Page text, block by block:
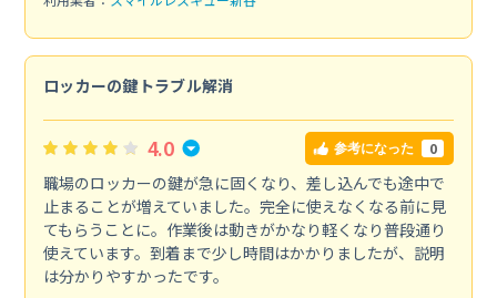
ロッカーの鍵トラブル解消
4.0 参考になった 0
職場のロッカーの鍵が急に固くなり、差し込んでも途中で
止まることが増えていました。完全に使えなくなる前に見
てもらうことに。作業後は動きがかなり軽くなり普段通り
使えています。到着まで少し時間はかかりましたが、説明
は分かりやすかったです。